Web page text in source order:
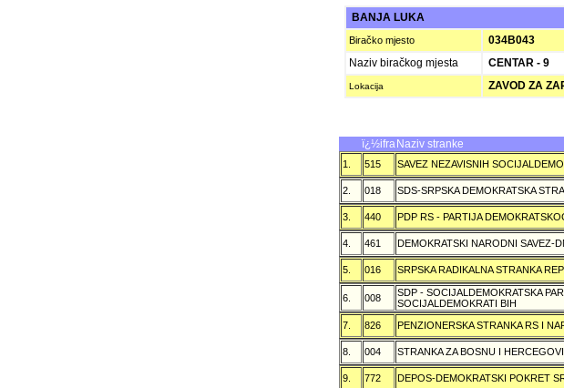
BANJA LUKA
Biračko mjesto
034B043
Naziv biračkog mjesta
CENTAR - 9
Lokacija ZAVOD ZA
ï¿½ifra Naziv stranke
1. 515 SAVEZ NEZAVISNIH
2. 018 SDS-SRPSKA DEMOKRATSKA
3. 440 PDP RS - PARTIJA
4. 461 DEMOKRATSKI NARODNI SAVEZ-
5. 016 SRPSKA RADIKALNA STRANKA
6. 008
SDP - SOCIJALDEMOKRATSKA
SOCIJALDEMOKRATI BIH
7. 826 PENZIONERSKA STRANKA RS I
8. 004 STRANKA ZA BOSNU I
9. 772 DEPOS-DEMOKRATSKI POKRET